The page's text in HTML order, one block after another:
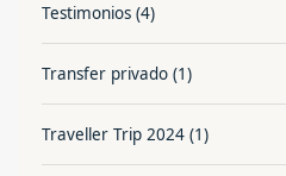
Testimonios (4)
Transfer privado (1)
Traveller Trip 2024 (1)